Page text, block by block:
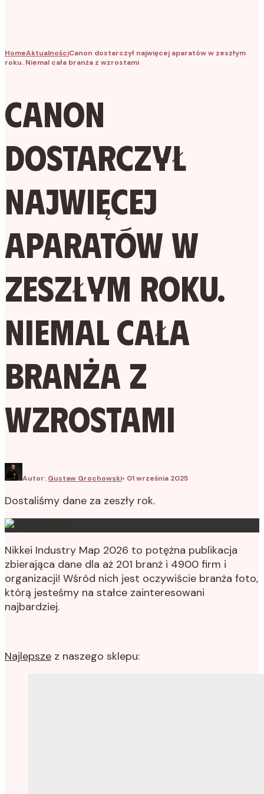
HomeAktualnościCanon dostarczył najwięcej aparatów w zeszłym
roku. Niemal cała branża z wzrostami
Canon
dostarczył
najwięcej
aparatów w
zeszłym roku.
Niemal cała
branża z
wzrostami
Autor: Gustaw Grochowski• 01 września 2025
Dostaliśmy dane za zeszły rok.
Nikkei Industry Map 2026 to potężna publikacja
zbierająca dane dla aż 201 branż i 4900 firm i
organizacji! Wśród nich jest oczywiście branża foto,
którą jesteśmy na stałce zainteresowani
najbardziej.
Najlepsze z naszego sklepu: